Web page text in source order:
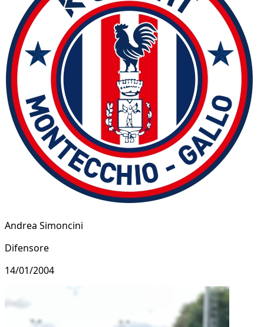
Andrea Simoncini
Difensore
14/01/2004